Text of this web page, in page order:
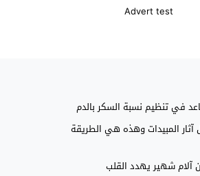
داخل القاعة يتأهل الى نصف نهائي كأس
يصادق على مشروع مرسوم مدونة التغطية
في تنظيم نسبة السكر بالدم
المبيدات وهذه هي الطريقة
شهير يهدد القلب